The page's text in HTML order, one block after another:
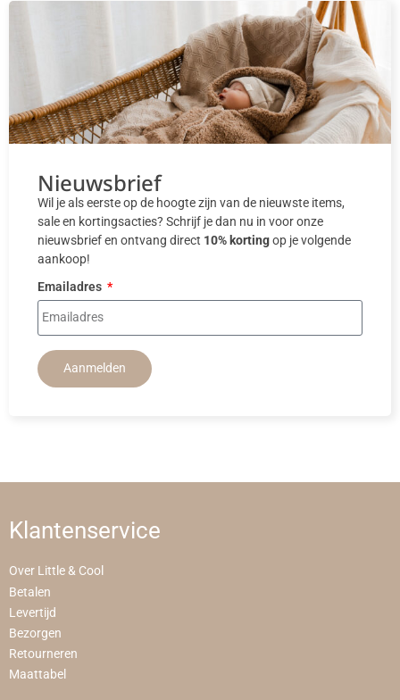
Nieuwsbrief
Wil je als eerste op de hoogte zijn van de nieuwste items,
sale en kortingsacties? Schrijf je dan nu in voor onze
nieuwsbrief en ontvang direct 10% kortingop je volgende
aankoop!
Emailadres
Aanmelden
Klantenservice
Over Little & Cool
Betalen
Levertijd
Bezorgen
Retourneren
Maattabel